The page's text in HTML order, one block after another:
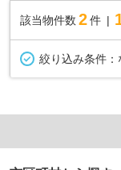
該当物件数 2件
絞り込み条件：